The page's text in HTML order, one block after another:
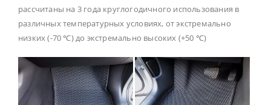
рассчитаны на 3 года круглогодичного использования в
различных температурных условиях, от экстремально
низких (-70 ℃) до экстремально высоких (+50 ℃)